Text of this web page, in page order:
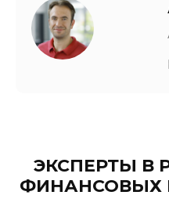
ЭКСПЕРТЫ В
ФИНАНСОВЫХ